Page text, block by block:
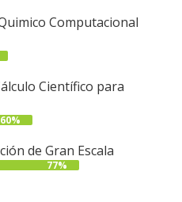
Computacional
Científico para
60%
de Gran Escala
77%